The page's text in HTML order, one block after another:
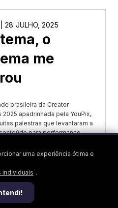
| 28 JULHO, 2025
o
me
brasileira da Creator
apadrinhada pela YouPix,
palestras que levantaram a
para performance,
JULHO, 2025
uma experiência ótima e
individuais .